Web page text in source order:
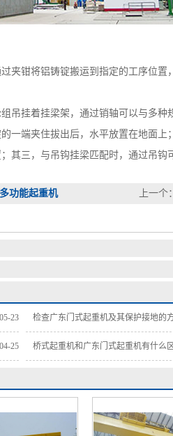
夹钳将铝铸锭搬运到指定的工序位
吊挂着挂梁架，通过销轴可以与多
一端夹住拔出后，水平放置在地面上
其三，与吊钩挂梁匹配时，通过吊钩
上一个：
功能起重机
23 检查广东门式起重机及其保护接地的方
25 桥式起重机和广东门式起重机有什么